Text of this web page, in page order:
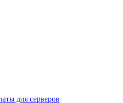
для серверов